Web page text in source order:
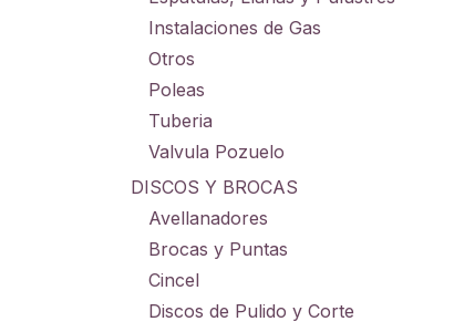
Instalaciones de Gas
Otros
Poleas
Tuberia
Valvula Pozuelo
DISCOS Y BROCAS
Avellanadores
Brocas y Puntas
Cincel
Discos de Pulido y Corte